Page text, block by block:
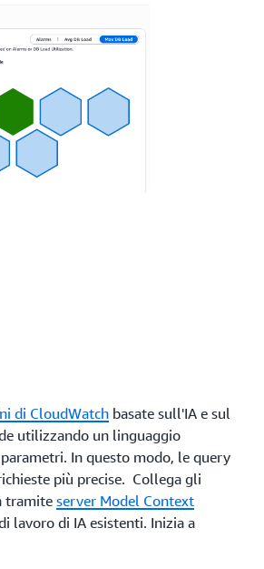
di CloudWatch basate sull'IA e sul
utilizzando un linguaggio
In questo modo, le query
più precise. Collega gli
tramiteserver Model Context
lavoro di IA esistenti. Inizia a